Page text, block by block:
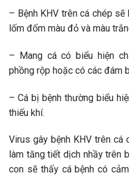
– Bệnh KHV trên cá chép
lốm đốm màu đỏ và màu
– Mang cá có biểu hiện
phồng rộp hoặc có các đám
– Cá bị bệnh thường biểu
thiếu khí.
Virus gây bệnh KHV trên cá
làm tăng tiết dịch nhầy trên
con sẽ thấy cá bệnh có